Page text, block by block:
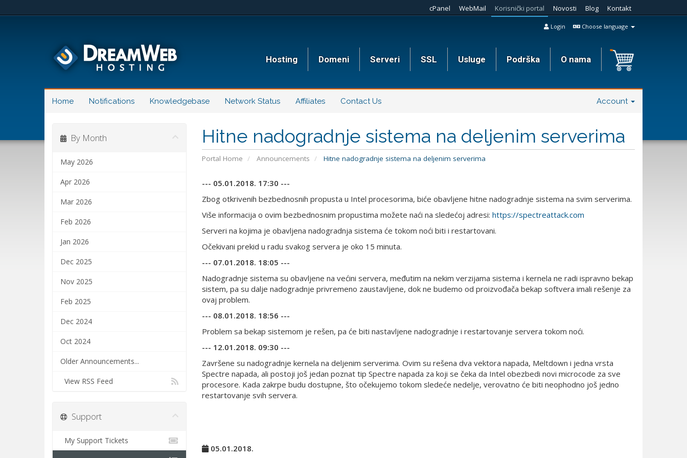
cPanel WebMail Korisnički portal Novosti Blog Kontakt
Choose language
Login
Hosting Domeni Serveri SSL Usluge Podrška O nama
Home Notifications Knowledgebase Network Status Affiliates Contact Us Account
Hitne nadogradnje sistema na deljenim serverima
Portal Home Announcements Hitne nadogradnje sistema na deljenim serverima
By Month
May 2026
Apr 2026
Mar 2026
Feb 2026
Jan 2026
Dec 2025
Nov 2025
Feb 2025
Dec 2024
Oct 2024
Older Announcements...
View RSS Feed
--- 05.01.2018. 17:30 ---
Zbog otkrivenih bezbednosnih propusta u Intel procesorima, biće obavljene hitne nadogradnje sistema na svim serverima.
Više informacija o ovim bezbednosnim propustima možete naći na sledećoj adresi: https://spectreattack.com
Serveri na kojima je obavljena nadogradnja sistema će tokom noći biti i restartovani.
Očekivani prekid u radu svakog servera je oko 15 minuta.
--- 07.01.2018. 18:05 ---
Nadogradnje sistema su obavljene na većini servera, međutim na nekim verzijama sistema i kernela ne radi ispravno bekap
sistem, pa su dalje nadogradnje privremeno zaustavljene, dok ne budemo od proizvođača bekap softvera imali rešenje za
ovaj problem.
--- 08.01.2018. 18:56 ---
Problem sa bekap sistemom je rešen, pa će biti nastavljene nadogradnje i restartovanje servera tokom noći.
--- 12.01.2018. 09:30 ---
Završene su nadogradnje kernela na deljenim serverima. Ovim su rešena dva vektora napada, Meltdown i jedna vrsta
Spectre napada, ali postoji još jedan poznat tip Spectre napada za koji se čeka da Intel obezbedi novi microcode za sve
procesore. Kada zakrpe budu dostupne, što očekujemo tokom sledeće nedelje, verovatno će biti neophodno još jedno
restartovanje svih servera.
05.01.2018.
Support
My Support Tickets